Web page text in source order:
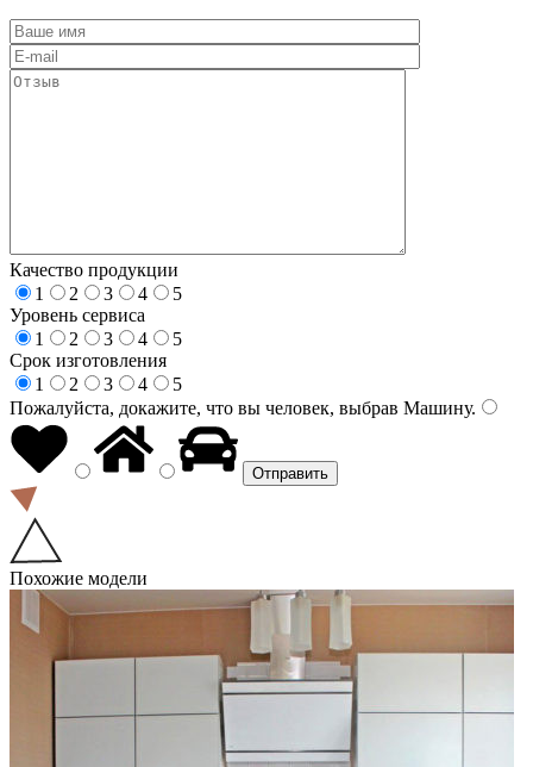
Качество продукции
1
2 3 4
5
Уровень сервиса
1
2 3 4
5
Срок изготовления
1
2 3 4
5
Пожалуйста, докажите, что вы человек, выбрав Машину.
Похожие модели